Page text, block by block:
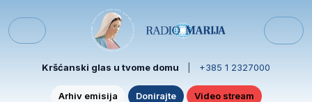
Menu
Kršćanski glas u tvome domu +385 1 2327000
Arhiv emisija Donirajte Video stream